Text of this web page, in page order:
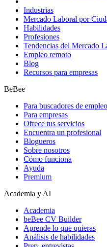
Industrias
Mercado Laboral por
Habilidades
Profesiones
Tendencias del Mercado
Empleo remoto
Blog
Recursos para empresas
BeBee
Para buscadores de empleo
Para empresas
Ofrece tus servicios
Encuentra un profesional
Blogueros
Sobre nosotros
Cómo funciona
Ayuda
Premium
Academia y AI
Academia
beBee CV Builder
Aprende lo que quieras
Análisis de habilidades